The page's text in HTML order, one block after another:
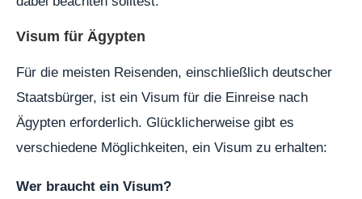
Visum für Ägypten
Für die meisten Reisenden, einschließlich deutscher
Staatsbürger, ist ein Visum für die Einreise nach
Ägypten erforderlich. Glücklicherweise gibt es
verschiedene Möglichkeiten, ein Visum zu erhalten:
Wer braucht ein Visum?